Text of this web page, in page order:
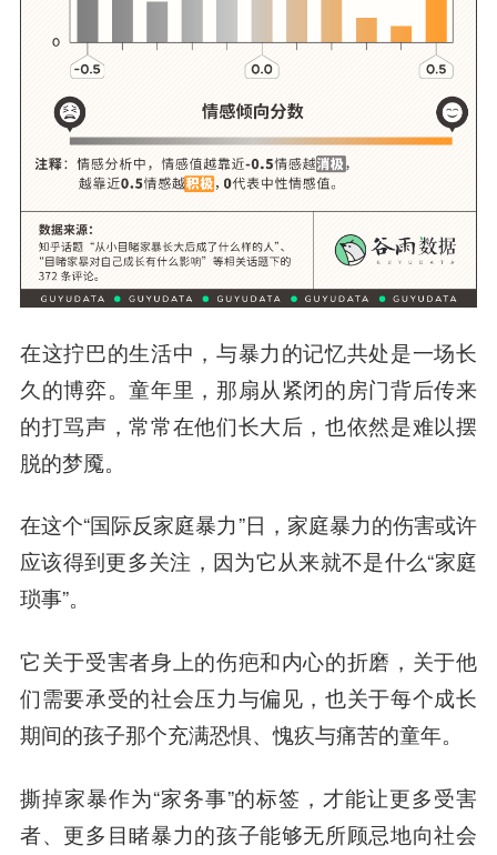
在这拧巴的生活中，与暴力的记忆共处是一场长
久的博弈。童年里，那扇从紧闭的房门背后传来
的打骂声，常常在他们长大后，也依然是难以摆
脱的梦魇。
在这个“国际反家庭暴力”日，家庭暴力的伤害或许
应该得到更多关注，因为它从来就不是什么“家庭
琐事”。
它关于受害者身上的伤疤和内心的折磨，关于他
们需要承受的社会压力与偏见，也关于每个成长
期间的孩子那个充满恐惧、愧疚与痛苦的童年。
撕掉家暴作为“家务事”的标签，才能让更多受害
者、更多目睹暴力的孩子能够无所顾忌地向社会